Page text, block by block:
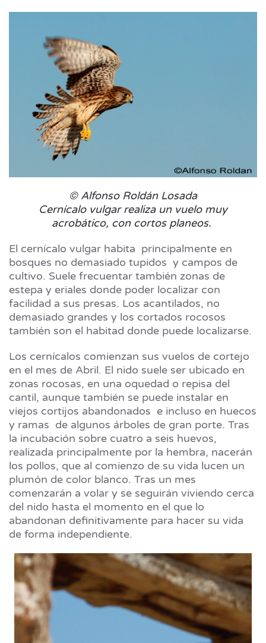
© Alfonso Roldán Losada
Cernícalo vulgar realiza un vuelo muy
acrobático, con cortos planeos.
El cernícalo vulgar habita principalmente en
bosques no demasiado tupidos y campos de
cultivo. Suele frecuentar también zonas de
estepa y eriales donde poder localizar con
facilidad a sus presas. Los acantilados, no
demasiado grandes y los cortados rocosos
también son el habitad donde puede localizarse.
Los cernícalos comienzan sus vuelos de cortejo
en el mes de Abril. El nido suele ser ubicado en
zonas rocosas, en una oquedad o repisa del
cantil, aunque también se puede instalar en
viejos cortijos abandonados e incluso en huecos
y ramas de algunos árboles de gran porte. Tras
la incubación sobre cuatro a seis huevos,
realizada principalmente por la hembra, nacerán
los pollos, que al comienzo de su vida lucen un
plumón de color blanco. Tras un mes
comenzarán a volar y se seguirán viviendo cerca
del nido hasta el momento en el que lo
abandonan definitivamente para hacer su vida
de forma independiente.